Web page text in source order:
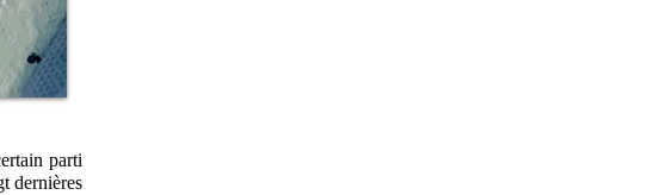
parti
dernières